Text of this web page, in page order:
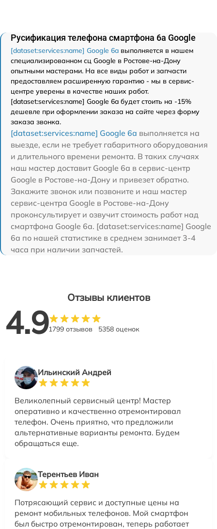
Русификация телефона смартфона 6a Google
[dataset:services:name] Google 6a выполняется в нашем
специализированном сц Google в Ростове-на-Дону
опытными мастерами. На все виды работ и запчасти
предоставляем расширенную гарантию - мы в сервис-
центре уверены в качестве наших работ.
[dataset:services:name] Google 6a будет стоить на -15%
дешевле при оформлении заказа на сайте через форму
заказа звонка.
[dataset:services:name] Google 6a выполняется на
выезде, если не требует габаритного оборудования
и длительного времени ремонта. В таких случаях
наш мастер доставит Google 6a в сервис-центр
Google в Ростове-на-Дону и привезет обратно.
Закажите звонок или позвоните и наш мастер
сервис-центра Google в Ростове-на-Дону
проконсультирует и озвучит стоимость работ над
смартфона Google 6a. [dataset:services:name] Google
6a по нашей статистике в среднем занимает 3-4
часа при наличии запчастей.
Отзывы клиентов
4.91799 отзывов 5358 оценок
Ильинский Андрей
Великолепный сервисный центр! Мастер
оперативно и качественно отремонтировал
телефон. Очень приятно, что предложили
альтернативные варианты ремонта. Будем
обращаться еще.
Терентьев Иван
Потрясающий сервис и доступные цены на
ремонт мобильных телефонов. Мой смартфон
был быстро отремонтирован, теперь работает